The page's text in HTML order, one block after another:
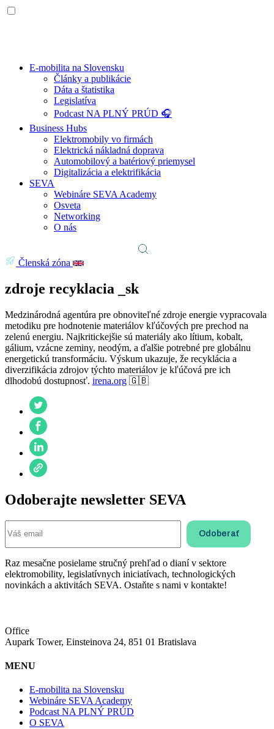
E-mobilita na Slovensku
Články a publikácie
Dáta a štatistika
Legislatíva
Podcast NA PLNÝ PRÚD 🎧
Business Hubs
Elektromobily vo firmách
Elektrická nákladná doprava
Automobilový a batériový priemysel
Digitalizácia a elektrifikácia
SEVA
Webináre SEVA Academy
Osveta
Networking
O nás
Členská zóna
zdroje recyklacia _sk
Medzinárodná agentúra pre obnoviteľné zdroje energie vypracovala
metodiku pre hodnotenie materiálov kľúčových pre prechod na
zelenú energiu. Najkritickejšie sú materiály ako lítium, kobalt,
gálium, vzácne zeminy, neodým, a ďalšie potrebné pre globálnu
energetickú transformáciu. Výskum ukazuje, že recyklácia a
diverzifikácia zdrojov týchto materiálov je kľúčová pre ich
dlhodobú dostupnosť. irena.org 🇬🇧
Odoberajte newsletter SEVA
Raz mesačne posielame stručný prehľad o dianí v sektore
elektromobility, legislatívnych iniciatívach, technologických
novinkách a aktivitách SEVA. Ostaňte s nami v kontakte!
Office
Aupark Tower, Einsteinova 24, 851 01 Bratislava
MENU
E-mobilita na Slovensku
Webináre SEVA Academy
Podcast NA PLNÝ PRÚD
O SEVA